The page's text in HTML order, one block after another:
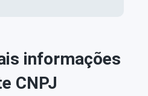
informações
CNPJ